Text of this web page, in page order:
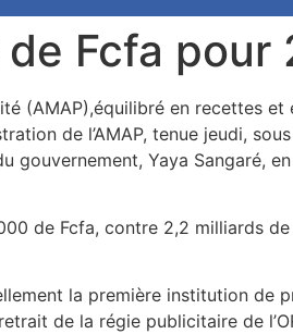
Fcfa pour
(AMAP),équilibré en recettes et
de l’AMAP, tenue jeudi,
gouvernement, Yaya Sangaré,
de Fcfa, contre 2,2 milliards
la première institution de
de la régie publicitaire de